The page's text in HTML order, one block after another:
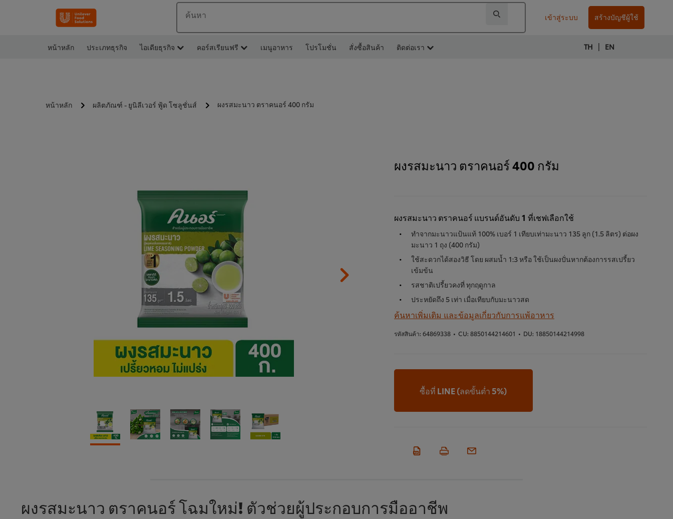
ค้นหา เข้าสู่ระบบ สร้างบัญชีผู้ใช้
หน้าหลัก ประเภทธุรกิจ ไอเดียธุรกิจ คอร์สเรียนฟรี เมนูอาหาร โปรโมชั่น สั่งซื้อสินค้า ติดต่อเรา TH | EN
หน้าหลัก ผลิตภัณฑ์ - ยูนิลีเวอร์ ฟู้ด โซลูชั่นส์ ผงรสมะนาว ตราคนอร์ 400 กรัม
ผงรสมะนาว ตราคนอร์ 400 กรัม
ผงรสมะนาว ตราคนอร์ แบรนด์อันดับ 1 ที่เชฟเลือกใช้
ทำจากมะนาวแป้นแท้ 100% เบอร์ 1 เทียบเท่ามะนาว 135 ลูก (1.5 ลิตร) ต่อผง
มะนาว 1 ถุง (400 กรัม)
ใช้สะดวกได้สองวิธี โดย ผสมน้ำ 1:3 หรือ ใช้เป็นผงปั่นหากต้องการรสเปรี้ยว
เข้มข้น
รสชาติเปรี้ยวคงที่ ทุกฤดูกาล
ประหยัดถึง 5 เท่า เมื่อเทียบกับมะนาวสด
ค้นหาเพิ่มเติม และข้อมูลเกี่ยวกับการแพ้อาหาร
รหัสสินค้า: 64869338 • CU: 8850144214601 • DU: 18850144214998
ซื้อที่ LINE (ลดขั้นต่ำ 5%)
ผงรสมะนาว ตราคนอร์ โฉมใหม่! ตัวช่วยผู้ประกอบการมืออาชีพ